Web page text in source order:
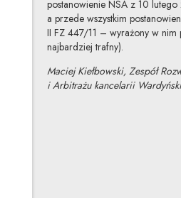
postanowienie NSA z 10
a przede wszystkim
II FZ 447/11 – wyrażony w nim
najbardziej trafny).
Maciej Kiełbowski, Zespół
i Arbitrażu kancelarii